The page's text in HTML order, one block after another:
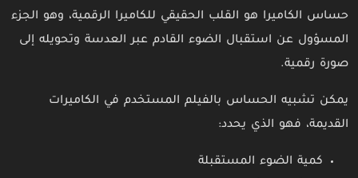
حساس الكاميرا هو القلب الحقيقي للكاميرا الرقمية، وهو الجزء
المسؤول عن استقبال الضوء القادم عبر العدسة وتحويله إلى
صورة رقمية.
يمكن تشبيه الحساس بالفيلم المستخدم في الكاميرات
القديمة، فهو الذي يحدد:
كمية الضوء المستقبلة